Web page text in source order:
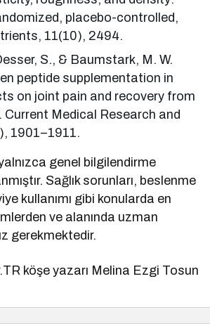
placebo-controlled,
11(10), 2494.
S., & Baumstark, M. W.
peptide supplementation in
on joint pain and recovery from
Medical Research and
1901–1911.
genel bilgilendirme
Sağlık sorunları, beslenme
kullanımı gibi konularda en
ve alanında uzman
gerekmektedir.
köşe yazarı Melina Ezgi Tosun